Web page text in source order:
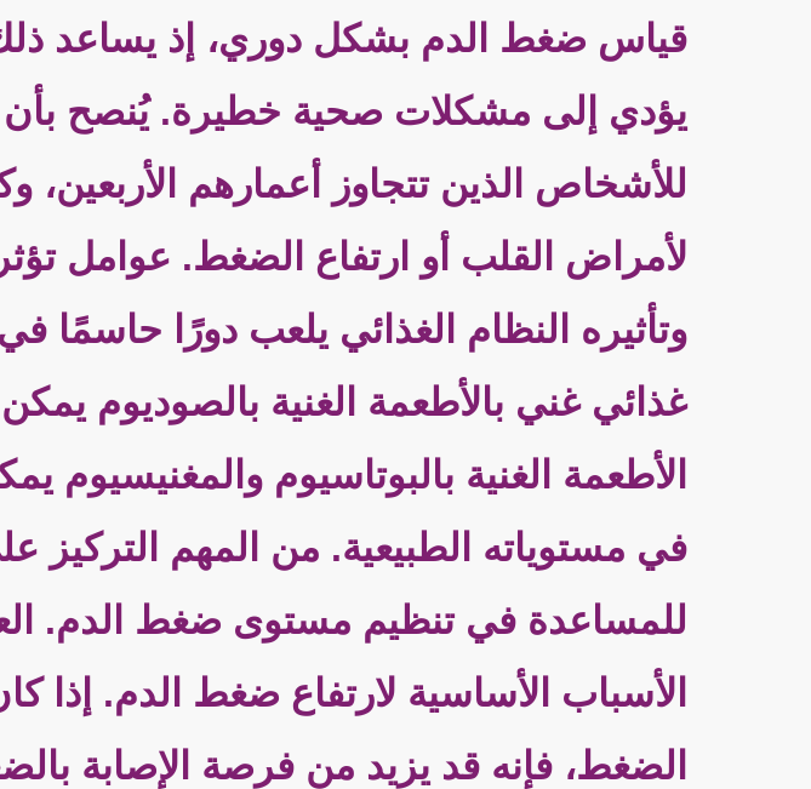
قياس ضغط الدم بشكل دوري، إذ يساعد
يؤدي إلى مشكلات صحية خطيرة. يُنصح
للأشخاص الذين تتجاوز أعمارهم
لأمراض القلب أو ارتفاع الضغط. عوامل
وتأثيره النظام الغذائي يلعب دورًا حاسمًا
غذائي غني بالأطعمة الغنية بالصوديوم
الأطعمة الغنية بالبوتاسيوم
في مستوياته الطبيعية. من المهم التركيز
للمساعدة في تنظيم مستوى ضغط الدم.
الأسباب الأساسية لارتفاع ضغط الدم. إذا
الضغط، فإنه قد يزيد من فرصة الإصابة